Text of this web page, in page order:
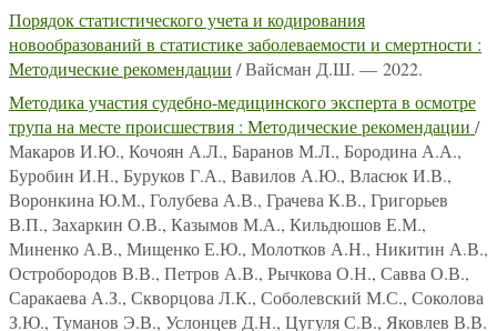
Порядок статистического учета и кодирования
новообразований в статистике заболеваемости и смертности :
Методические рекомендации / Вайсман Д.Ш. — 2022.
Методика участия судебно-медицинского эксперта в осмотре
трупа на месте происшествия : Методические рекомендации /
Макаров И.Ю., Кочоян А.Л., Баранов М.Л., Бородина А.А.,
Буробин И.Н., Буруков Г.А., Вавилов А.Ю., Власюк И.В.,
Воронкина Ю.М., Голубева А.В., Грачева К.В., Григорьев
В.П., Захаркин О.В., Казымов М.А., Кильдюшов Е.М.,
Миненко А.В., Мищенко Е.Ю., Молотков А.Н., Никитин А.В.,
Остробородов В.В., Петров А.В., Рычкова О.Н., Савва О.В.,
Саракаева А.З., Скворцова Л.К., Соболевский М.С., Соколова
З.Ю., Туманов Э.В., Услонцев Д.Н., Цугуля С.В., Яковлев В.В.